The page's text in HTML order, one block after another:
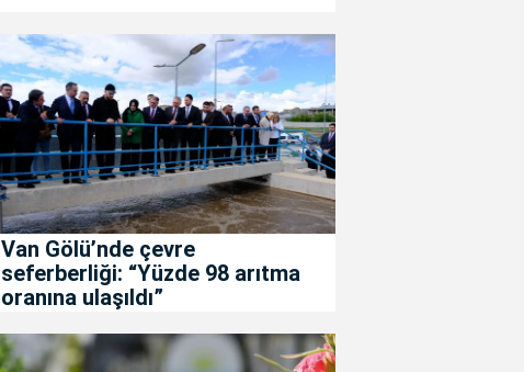
Van Gölü’nde çevre
seferberliği: “Yüzde 98 arıtma
oranına ulaşıldı”